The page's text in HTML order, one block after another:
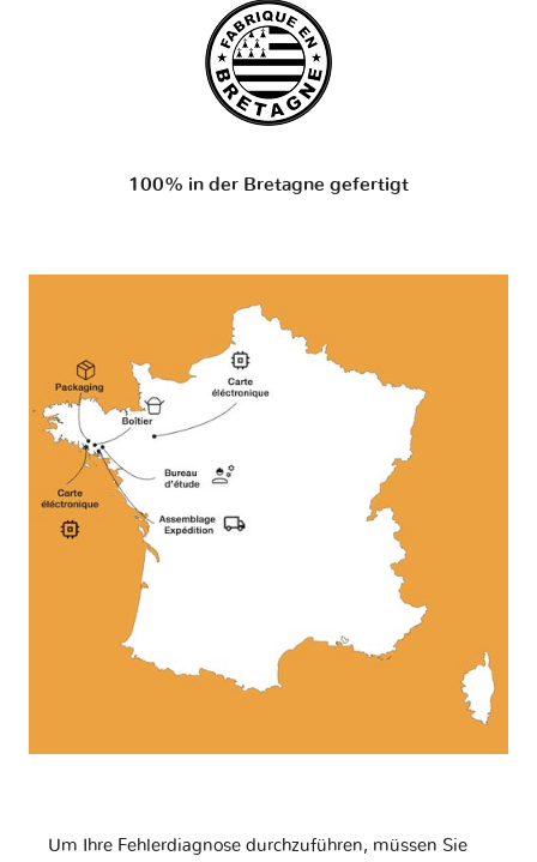
100% in der Bretagne gefertigt
Um Ihre Fehlerdiagnose durchzuführen, müssen Sie